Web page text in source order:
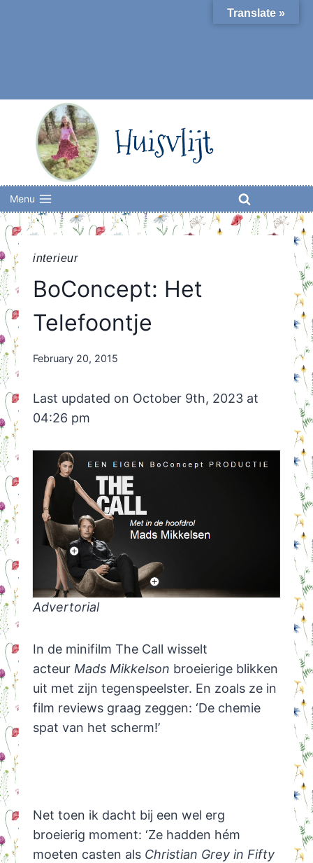
Huisvlijt
Menu
interieur
BoConcept: Het
Telefoontje
By
February 20, 2015
Last updated on October 9th, 2023 at
04:26 pm
Advertorial
In de minifilm The Call wisselt
acteur Mads Mikkelson broeierige blikken
uit met zijn tegenspeelster. En zoals ze in
film reviews graag zeggen: ‘De chemie
spat van het scherm!’
Net toen ik dacht bij een wel erg
broeierig moment: ‘Ze hadden hém
moeten casten als Christian Grey in Fifty
Translate »